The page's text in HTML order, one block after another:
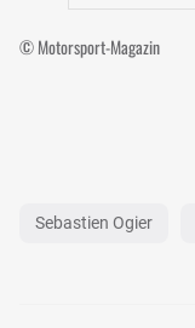
© Motorsport-Magazin
Sebastien Ogier